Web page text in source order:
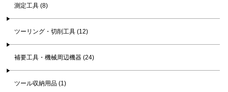
測定工具 (8)
ツーリング・切削工具 (12)
補要工具・機械周辺機器 (24)
ツール収納用品 (1)